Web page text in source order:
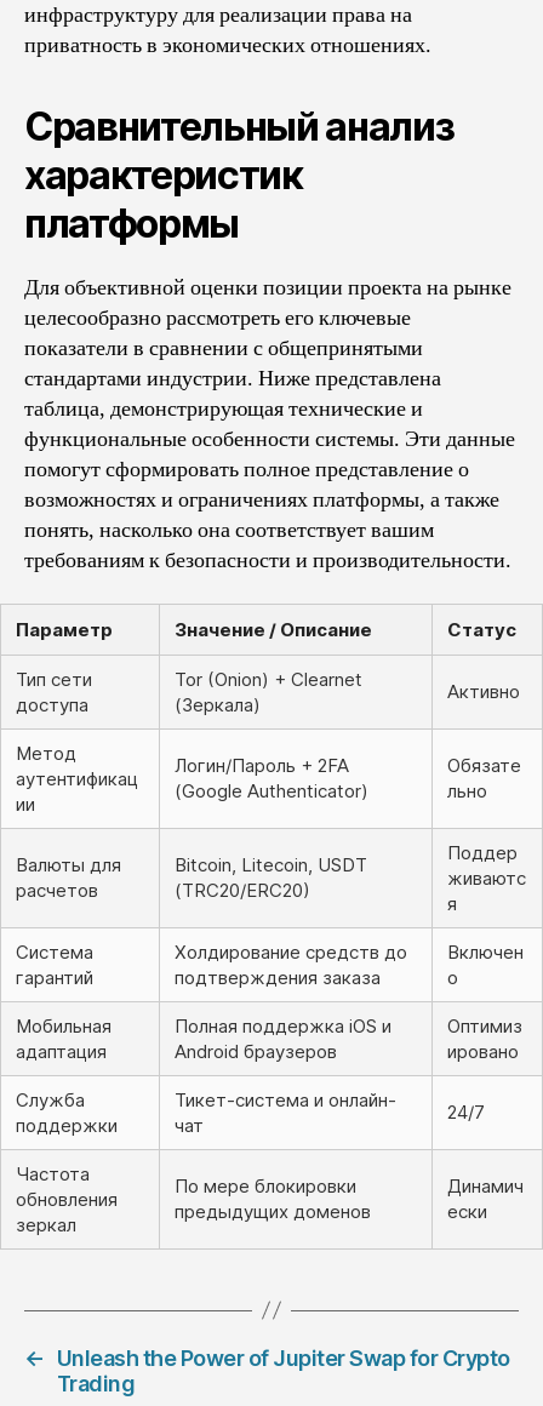
инфраструктуру для реализации права на
приватность в экономических отношениях.
Сравнительный анализ
характеристик
платформы
Для объективной оценки позиции проекта на рынке
целесообразно рассмотреть его ключевые
показатели в сравнении с общепринятыми
стандартами индустрии. Ниже представлена
таблица, демонстрирующая технические и
функциональные особенности системы. Эти данные
помогут сформировать полное представление о
возможностях и ограничениях платформы, а также
понять, насколько она соответствует вашим
требованиям к безопасности и производительности.
Параметр Значение / Описание Статус
Тип сети
доступа
Tor (Onion) + Clearnet
(Зеркала)
Активно
Метод
аутентификац
ии
Логин/Пароль + 2FA
(Google Authenticator)
Обязате
льно
Валюты для
расчетов
Bitcoin, Litecoin, USDT
(TRC20/ERC20)
Поддер
живаютс
я
Система
гарантий
Холдирование средств до
подтверждения заказа
Включен
о
Мобильная
адаптация
Полная поддержка iOS и
Android браузеров
Оптимиз
ировано
Служба
поддержки
Тикет-система и онлайн-
чат
24/7
Частота
обновления
зеркал
По мере блокировки
предыдущих доменов
Динамич
ески
←
Unleash the Power of Jupiter Swap for Crypto
Trading